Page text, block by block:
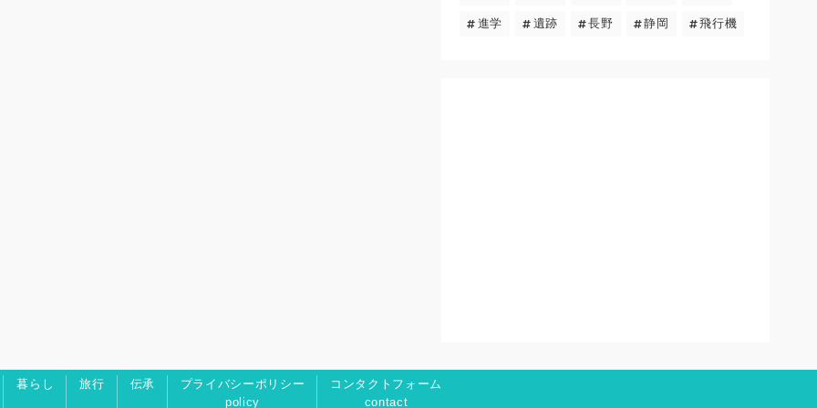
進学 遺跡 長野 静岡 飛行機
暮らし 旅行 伝承
プライバシーポリシー
policy
コンタクトフォーム
contact